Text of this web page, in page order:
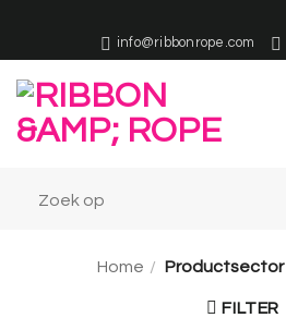
info@ribbonrope.com
Home / Productsector
FILTER